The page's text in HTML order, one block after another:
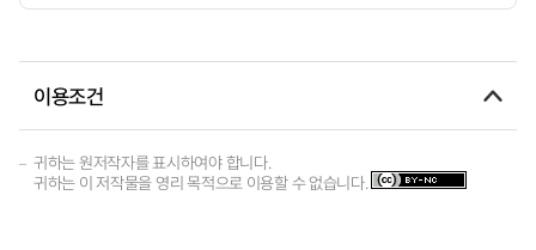
이용조건
귀하는 원저작자를 표시하여야 합니다.
귀하는 이 저작물을 영리 목적으로 이용할 수 없습니다.